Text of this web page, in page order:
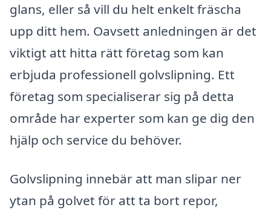
glans, eller så vill du helt enkelt fräscha
upp ditt hem. Oavsett anledningen är det
viktigt att hitta rätt företag som kan
erbjuda professionell golvslipning. Ett
företag som specialiserar sig på detta
område har experter som kan ge dig den
hjälp och service du behöver.
Golvslipning innebär att man slipar ner
ytan på golvet för att ta bort repor,